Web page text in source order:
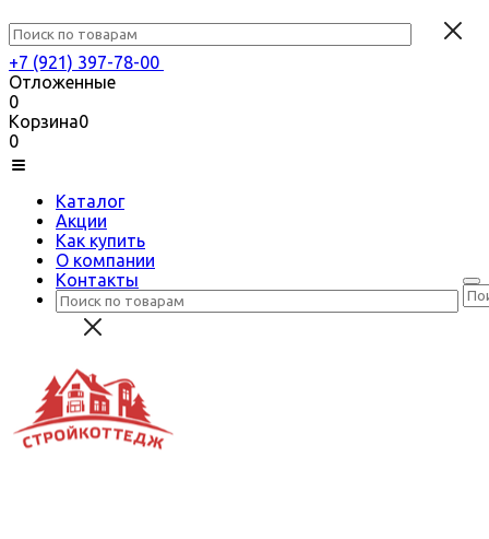
+7 (921) 397-78-00
Отложенные
0
Корзина0
0
Каталог
Акции
Как купить
О компании
Контакты